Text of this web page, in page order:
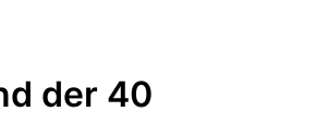
der 40